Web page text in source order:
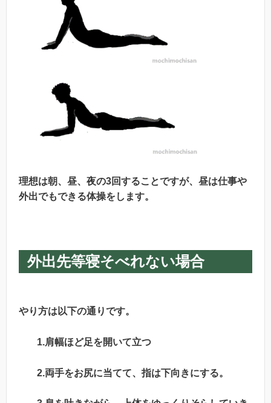
理想は朝、昼、夜の3回することですが、昼は仕事や
外出でもできる体操をします。
外出先等寝そべれない場合
やり方は以下の通りです。
1.肩幅ほど足を開いて立つ
2.両手をお尻に当てて、指は下向きにする。